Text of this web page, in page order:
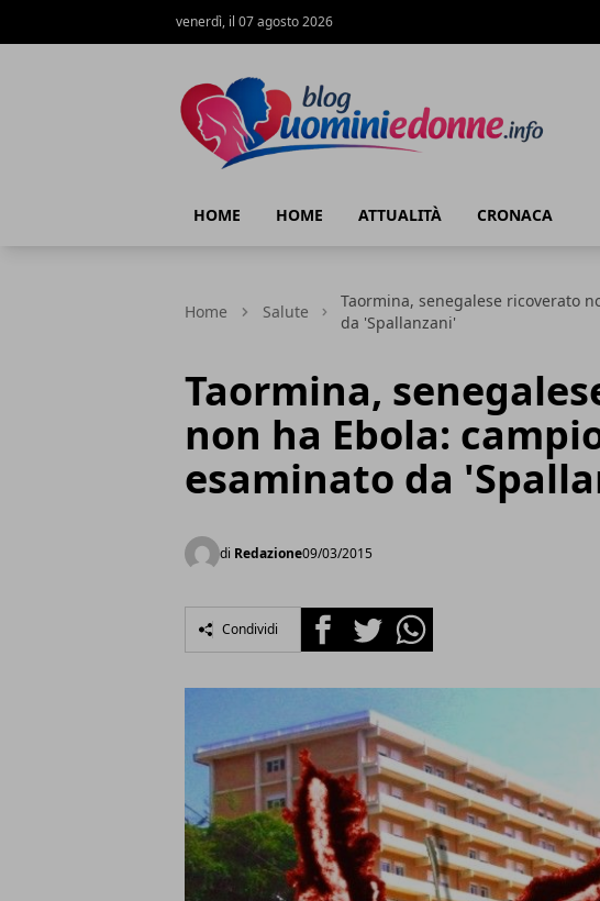
venerdì, il 07 agosto 2026
HOME HOME ATTUALITÀ CRONACA
Home Salute
Taormina, senegalese ricoverato
da 'Spallanzani'
Taormina,
non ha Ebola:
esaminato da
di Redazione09/03/2015
Condividi FacebookTwitterWhatsapp